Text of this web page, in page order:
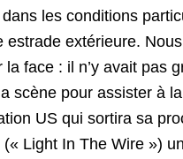
les conditions
estrade extérieure.
la face : il n’y avait pas
scène pour assister à
US qui sortira sa
(« Light In The Wire »)